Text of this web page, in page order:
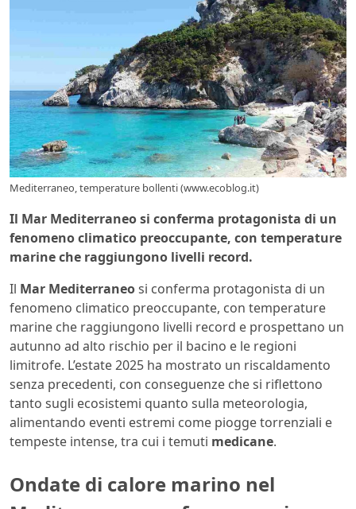
Mediterraneo, temperature bollenti (www.ecoblog.it)
Il Mar Mediterraneo si conferma protagonista di un
fenomeno climatico preoccupante, con temperature
marine che raggiungono livelli record.
Il Mar Mediterraneosi conferma protagonista di un
fenomeno climatico preoccupante, con temperature
marine che raggiungono livelli record e prospettano un
autunno ad alto rischio per il bacino e le regioni
limitrofe. L’estate 2025 ha mostrato un riscaldamento
senza precedenti, con conseguenze che si riflettono
tanto sugli ecosistemi quanto sulla meteorologia,
alimentando eventi estremi come piogge torrenziali e
tempeste intense, tra cui i temuti medicane.
Ondate di calore marino nel